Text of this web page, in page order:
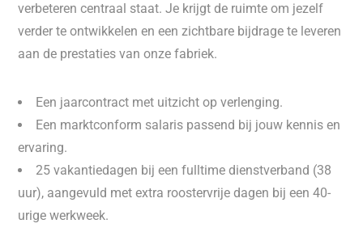
verbeteren centraal staat. Je krijgt de ruimte om jezelf
verder te ontwikkelen en een zichtbare bijdrage te leveren
aan de prestaties van onze fabriek.
Een jaarcontract met uitzicht op verlenging.
Een marktconform salaris passend bij jouw kennis en
ervaring.
25 vakantiedagen bij een fulltime dienstverband (38
uur), aangevuld met extra roostervrije dagen bij een 40-
urige werkweek.